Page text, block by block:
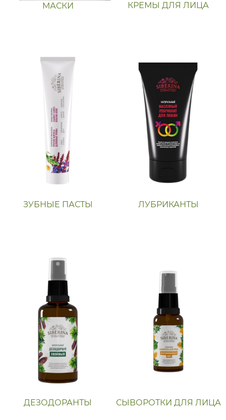
МАСКИ КРЕМЫ ДЛЯ ЛИЦА
ЗУБНЫЕ ПАСТЫ ЛУБРИКАНТЫ
ДЕЗОДОРАНТЫ СЫВОРОТКИ ДЛЯ ЛИЦА